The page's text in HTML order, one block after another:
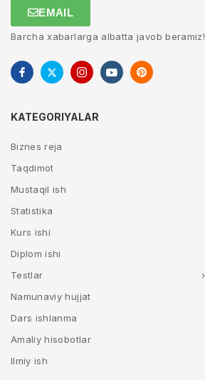
EMAIL
Barcha xabarlarga albatta javob beramiz!
KATEGORIYALAR
Biznes reja
Taqdimot
Mustaqil ish
Statistika
Kurs ishi
Diplom ishi
Testlar
Namunaviy hujjat
Dars ishlanma
Amaliy hisobotlar
Ilmiy ish